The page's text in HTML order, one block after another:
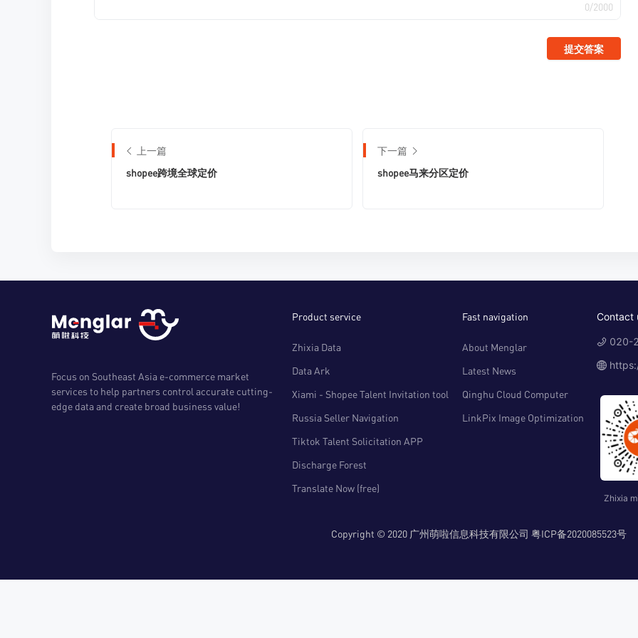
0/2000
提交答案
上一篇
shopee跨境全球定价
下一篇
shopee马来分区定价
Focus on Southeast Asia e-commerce market
services to help partners control accurate cutting-
edge data and create broad business value!
Product service
Zhixia Data
Data Ark
Xiami - Shopee Talent Invitation tool
Russia Seller Navigation
Tiktok Talent Solicitation APP
Discharge Forest
Translate Now (free)
Fast navigation
About Menglar
Latest News
Qinghu Cloud Computer
LinkPix Image Optimization
Contact
020-
Zhixia
Copyright © 2020 广州萌啦信息科技有限公司 粤ICP备2020085523号